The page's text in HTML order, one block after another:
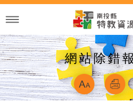
跳
主
內
容
網站除錯